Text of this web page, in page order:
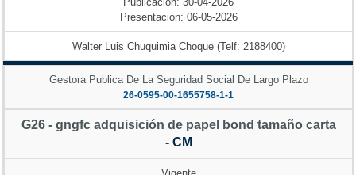
Presentación: 06-05-2026
Walter Luis Chuquimia Choque (Telf: 2188400)
Gestora Publica De La Seguridad Social De Largo Plazo
26-0595-00-1655758-1-1
G26 - gngfc adquisición de papel bond tamaño carta
- CM